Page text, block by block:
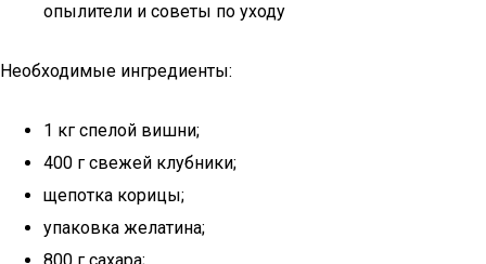
опылители и советы по уходу
Необходимые ингредиенты:
1 кг спелой вишни;
400 г свежей клубники;
щепотка корицы;
упаковка желатина;